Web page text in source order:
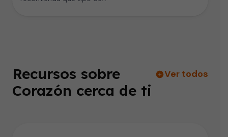
Recursos sobre
Corazón cerca de ti
Ver todos